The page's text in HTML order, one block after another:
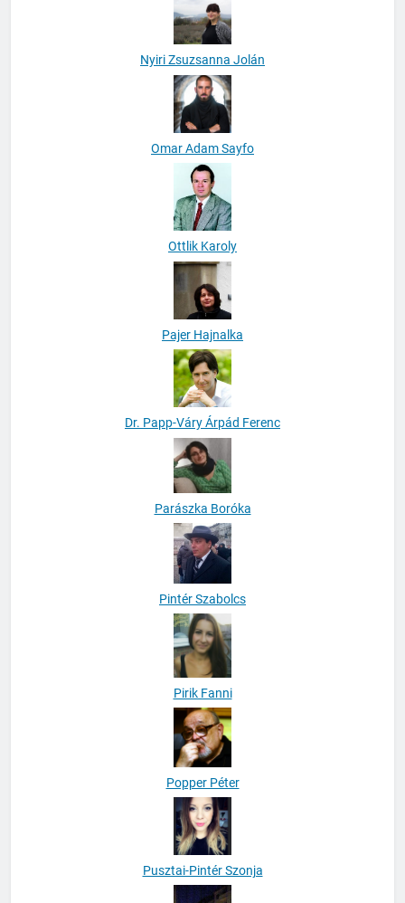
Nyiri Zsuzsanna Jolán
Omar Adam Sayfo
Ottlik Karoly
Pajer Hajnalka
Dr. Papp-Váry Árpád Ferenc
Parászka Boróka
Pintér Szabolcs
Pirik Fanni
Popper Péter
Pusztai-Pintér Szonja